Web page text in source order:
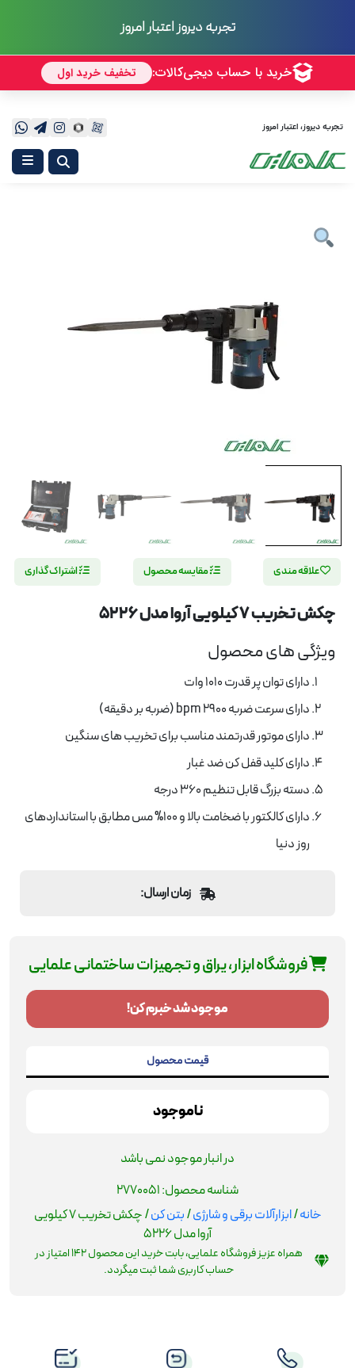
تجربه دیروز اعتبار امروز
تجربه دیروز، اعتبار امروز
علاقه مندی مقایسه محصول اشتراک گذاری
چکش تخريب 7 کيلويی آروا مدل 5226
ویژگی های محصول
دارای توان پر قدرت 1010 وات
دارای سرعت ضربه 2900 bpm (ضربه بر دقیقه)
دارای موتور قدرتمند مناسب برای تخریب های سنگین
دارای کلید قفل کن ضد غبار
دسته بزرگ قابل تنظیم 360 درجه
دارای کالکتور با ضخامت بالا و 100% مس مطابق با استانداردهای
روز دنیا
زمان ارسال:
فروشگاه ابزار، یراق و تجهیزات ساختمانی علمایی
موجود شد خبرم کن!
قیمت محصول
ناموجود
در انبار موجود نمی باشد
شناسه محصول:2770051
خانه/ابزارآلات برقی و شارژی/بتن کن
/ چکش تخريب 7 کيلويی
آروا مدل 5226
همراه عزیز فروشگاه علمایی، بابت خرید این محصول142امتیاز در
حساب کاربری شما ثبت میگردد.